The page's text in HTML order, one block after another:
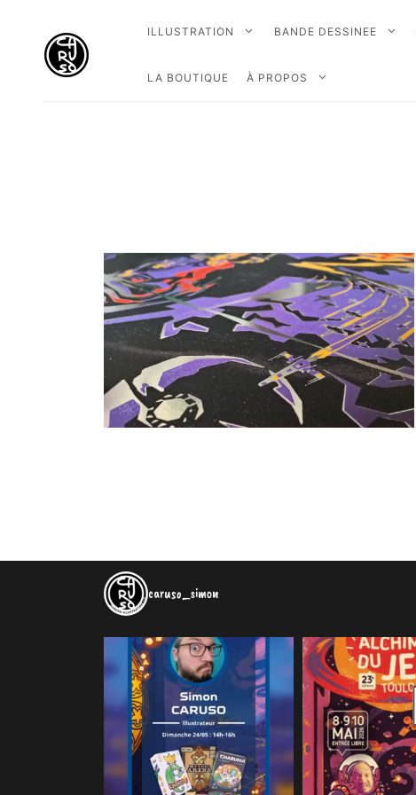
ILLUSTRATION BANDE DESSINEE
LA BOUTIQUE À PROPOS
caruso_simon